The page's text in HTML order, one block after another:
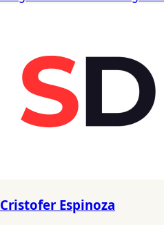
Cristofer Espinoza